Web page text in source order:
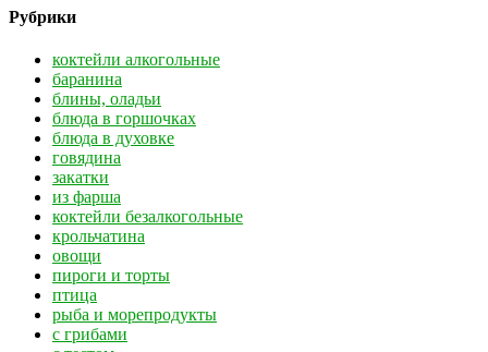
Рубрики
коктейли алкогольные
баранина
блины, оладьи
блюда в горшочках
блюда в духовке
говядина
закатки
из фарша
коктейли безалкогольные
крольчатина
овощи
пироги и торты
птица
рыба и морепродукты
с грибами